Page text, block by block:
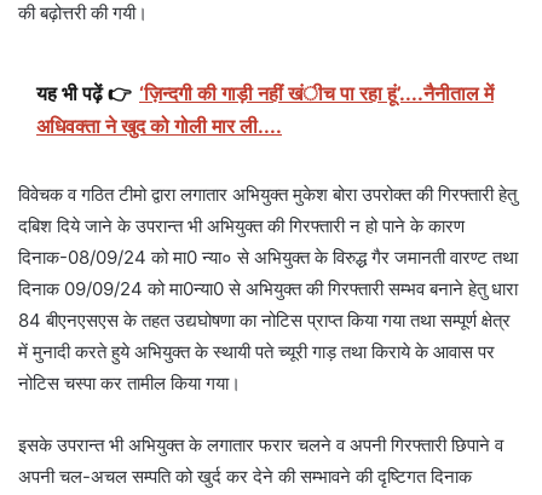
की बढ़ोत्तरी की गयी।
यह भी पढ़ें 👉 ‘ज़िन्दगी की गाड़ी नहीं खंीच पा रहा हूं’....नैनीताल में
अधिवक्ता ने खुद को गोली मार ली....
विवेचक व गठित टीमो द्वारा लगातार अभियुक्त मुकेश बोरा उपरोक्त की गिरफ्तारी हेतु
दबिश दिये जाने के उपरान्त भी अभियुक्त की गिरफ्तारी न हो पाने के कारण
दिनाक-08/09/24 को मा0 न्या० से अभियुक्त के विरुद्ध गैर जमानती वारण्ट तथा
दिनाक 09/09/24 को मा0न्या0 से अभियुक्त की गिरफ्तारी सम्भव बनाने हेतु धारा
84 बीएनएसएस के तहत उद्यघोषणा का नोटिस प्राप्त किया गया तथा सम्पूर्ण क्षेत्र
में मुनादी करते हुये अभियुक्त के स्थायी पते च्यूरी गाड़ तथा किराये के आवास पर
नोटिस चस्पा कर तामील किया गया।
इसके उपरान्त भी अभियुक्त के लगातार फरार चलने व अपनी गिरफ्तारी छिपाने व
अपनी चल-अचल सम्पति को खुर्द कर देने की सम्भावने की दृष्टिगत दिनाक